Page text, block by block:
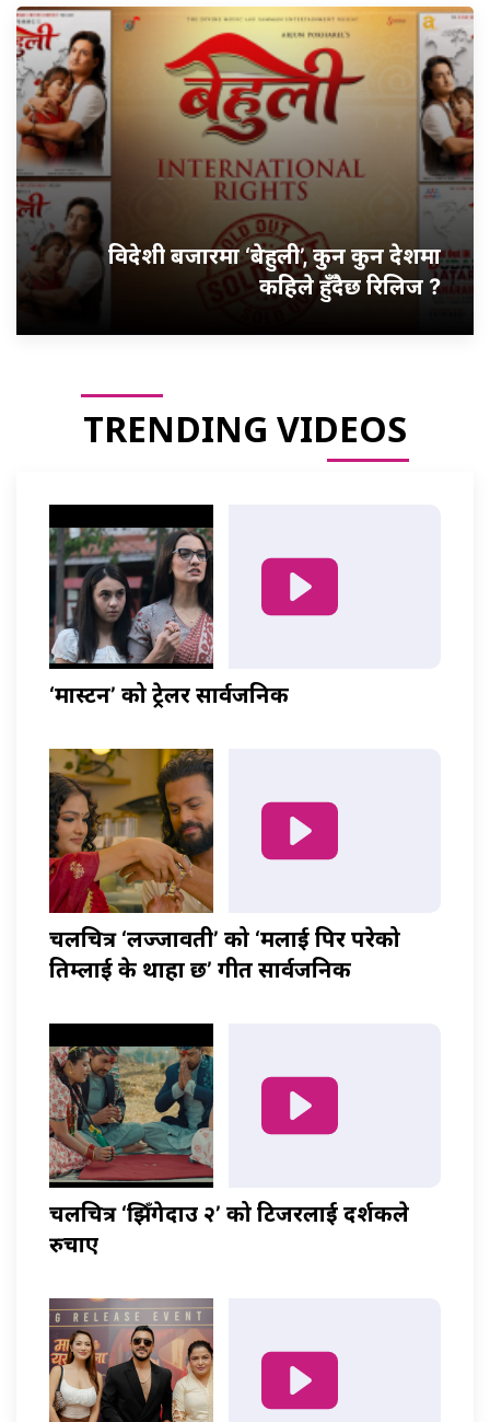
विदेशी बजारमा ‘बेहुली’, कुन कुन देशमा
कहिले हुँदैछ रिलिज ?
TRENDING VIDEOS
‘मास्टर्नी’ को ट्रेलर सार्वजनिक
चलचित्र ‘लज्जावती’ को ‘मलाई पिर परेको
तिम्लाई के थाहा छ’ गीत सार्वजनिक
चलचित्र ‘झिँगेदाउ २’ को टिजरलाई दर्शकले
रुचाए